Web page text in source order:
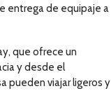
entrega de equipaje a
que ofrece un
y desde el
pueden viajar ligeros y